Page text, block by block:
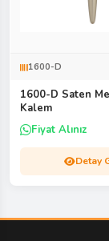
1600-D
1600-D Saten
Kalem
Fiyat Alınız
Detay